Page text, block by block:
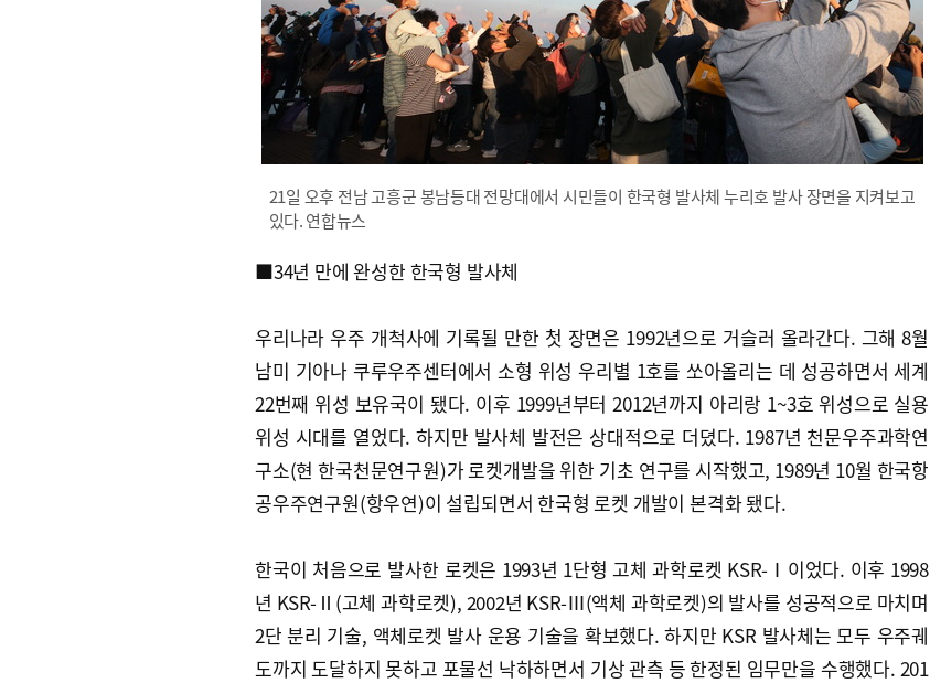
21일 오후 전남 고흥군 봉남등대 전망대에서 시민들이 한국형 발사체 누리호 발사 장면을 지켜보고
있다. 연합뉴스
■34년 만에 완성한 한국형 발사체
우리나라 우주 개척사에 기록될 만한 첫 장면은 1992년으로 거슬러 올라간다. 그해 8월
남미 기아나 쿠루우주센터에서 소형 위성 우리별 1호를 쏘아올리는 데 성공하면서 세계
22번째 위성 보유국이 됐다. 이후 1999년부터 2012년까지 아리랑 1~3호 위성으로 실용
위성 시대를 열었다. 하지만 발사체 발전은 상대적으로 더뎠다. 1987년 천문우주과학연
구소(현 한국천문연구원)가 로켓개발을 위한 기초 연구를 시작했고, 1989년 10월 한국항
공우주연구원(항우연)이 설립되면서 한국형 로켓 개발이 본격화 됐다.
한국이 처음으로 발사한 로켓은 1993년 1단형 고체 과학로켓 KSR-Ⅰ이었다. 이후 1998
년 KSR-Ⅱ(고체 과학로켓), 2002년 KSR-Ⅲ(액체 과학로켓)의 발사를 성공적으로 마치며
2단 분리 기술, 액체로켓 발사 운용 기술을 확보했다. 하지만 KSR 발사체는 모두 우주궤
도까지 도달하지 못하고 포물선 낙하하면서 기상 관측 등 한정된 임무만을 수행했다. 201